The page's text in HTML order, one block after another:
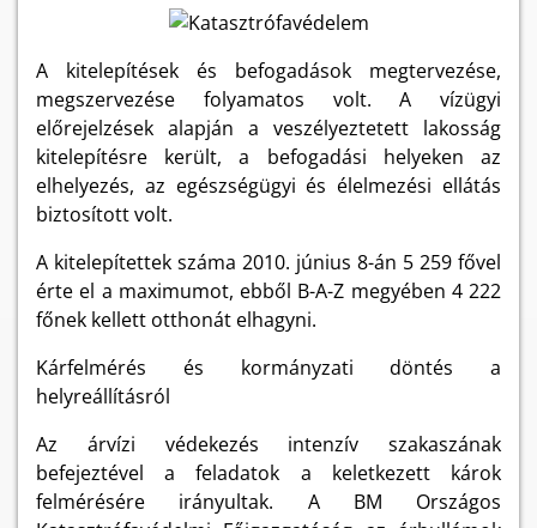
A kitelepítések és befogadások megtervezése,
megszervezése folyamatos volt. A vízügyi
előrejelzések alapján a veszélyeztetett lakosság
kitelepítésre került, a befogadási helyeken az
elhelyezés, az egészségügyi és élelmezési ellátás
biztosított volt.
A kitelepítettek száma 2010. június 8-án 5 259 fővel
érte el a maximumot, ebből B-A-Z megyében 4 222
főnek kellett otthonát elhagyni.
Kárfelmérés és kormányzati döntés a
helyreállításról
Az árvízi védekezés intenzív szakaszának
befejeztével a feladatok a keletkezett károk
felmérésére irányultak. A BM Országos